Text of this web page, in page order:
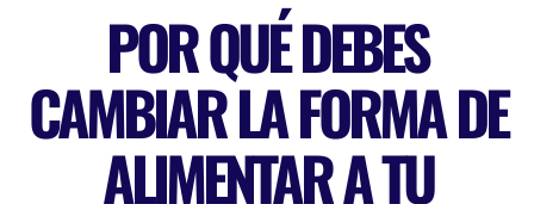
POR QUÉ DEBES
CAMBIAR LA FORMA DE
ALIMENTAR A TU